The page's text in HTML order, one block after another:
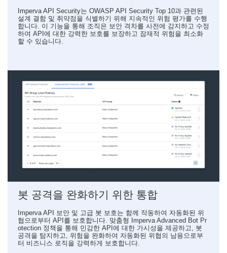
Imperva API Security는 OWASP API Security Top 10과 관련된
설계 결함 및 취약점을 식별하기 위해 지속적인 위험 평가를 수행
합니다. 이 기능을 통해 조직은 보안 격차를 사전에 감지하고 수정
하여 API에 대한 강력한 보호를 보장하고 잠재적 위험을 최소화
할 수 있습니다.
봇 공격을 완화하기 위한 통합
Imperva API 보안 및 고급 봇 보호는 함께 작동하여 자동화된 위
협으로부터 API를 보호합니다. 맞춤형 Imperva Advanced Bot Pr
otection 정책을 통해 민감한 API에 대한 가시성을 제공하고, 봇
공격을 탐지하고, 위험을 완화하여 자동화된 위협의 남용으로부
터 비즈니스 로직을 강력하게 보호합니다.